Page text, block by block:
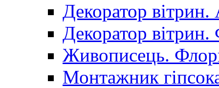
Декоратор вітрин.
Декоратор вітрин.
Живописець.
Монтажник